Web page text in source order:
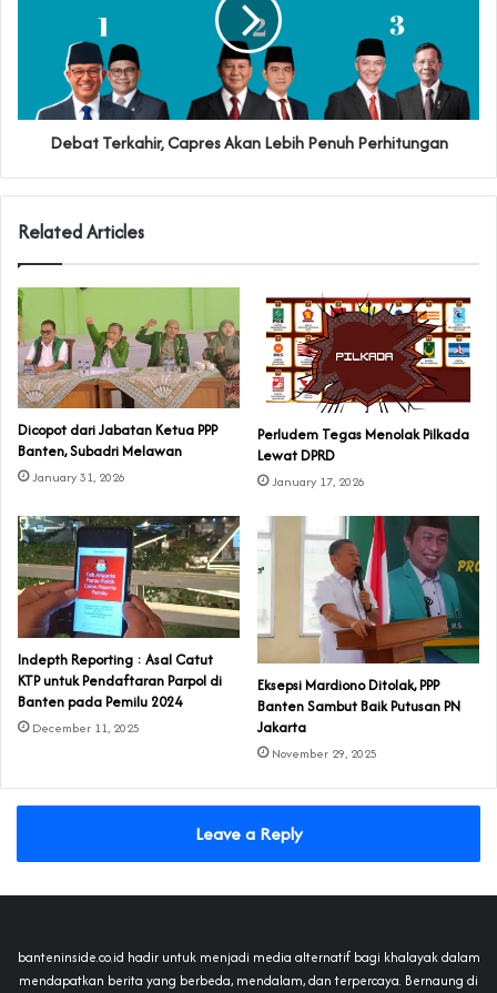
Debat Terkahir, Capres Akan Lebih Penuh Perhitungan
Related Articles
Dicopot dari Jabatan Ketua PPP
Banten, Subadri Melawan
January 31, 2026
Perludem Tegas Menolak Pilkada
Lewat DPRD
January 17, 2026
Indepth Reporting : Asal Catut
KTP untuk Pendaftaran Parpol di
Banten pada Pemilu 2024
December 11, 2025
Eksepsi Mardiono Ditolak, PPP
Banten Sambut Baik Putusan PN
Jakarta
November 29, 2025
Leave a Reply
banteninside.co.id hadir untuk menjadi media alternatif bagi khalayak dalam
mendapatkan berita yang berbeda, mendalam, dan terpercaya. Bernaung di